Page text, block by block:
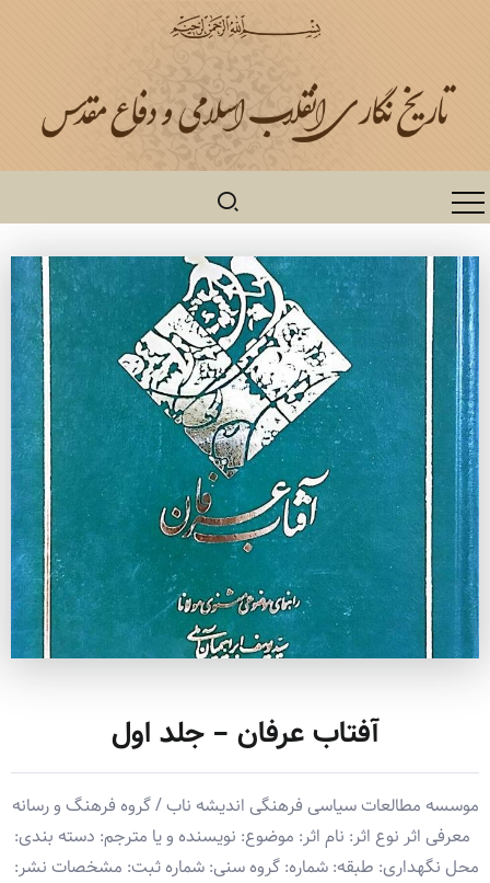
آفتاب عرفان – جلد اول
موسسه مطالعات سیاسی فرهنگی اندیشه ناب / گروه فرهنگ و رسانه
معرفی اثر نوع اثر: نام اثر: موضوع: نویسنده و یا مترجم: دسته بندی:
محل نگهداری: طبقه: شماره: گروه سنی: شماره ثبت: مشخصات نشر: